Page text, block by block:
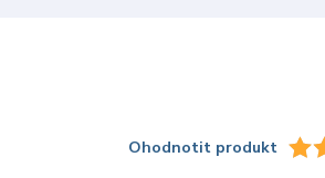
Ohodnotit produkt